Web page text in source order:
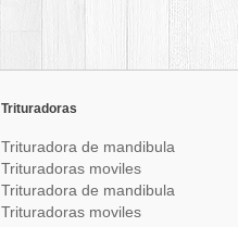
Trituradoras
Trituradora de mandibula
de estacionario
Trituradoras moviles
sobre orugas
Trituradora de mandibula
de estacionario
Trituradoras moviles